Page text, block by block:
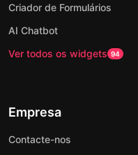
Criador de Formulários
AI Chatbot
Ver todos os widgets 94
Empresa
Contacte-nos